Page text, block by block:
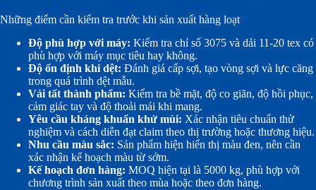
Những điểm cần kiểm tra trước khi sản xuất hàng loạt
Độ phù hợp với máy: Kiểm tra chỉ số 3075 và dải 11-20 tex có
phù hợp với máy mục tiêu hay không.
Độ ổn định khi dệt: Đánh giá cấp sợi, tạo vòng sợi và lực căng
trong quá trình dệt mẫu.
Vải tất thành phẩm: Kiểm tra bề mặt, độ co giãn, độ hồi phục,
cảm giác tay và độ thoải mái khi mang.
Yêu cầu kháng khuẩn khử mùi: Xác nhận tiêu chuẩn thử
nghiệm và cách diễn đạt claim theo thị trường hoặc thương hiệu.
Nhu cầu màu sắc: Sản phẩm hiện hiển thị màu đen, nên cần
xác nhận kế hoạch màu từ sớm.
Kế hoạch đơn hàng: MOQ hiện tại là 5000 kg, phù hợp với
chương trình sản xuất theo mùa hoặc theo đơn hàng.